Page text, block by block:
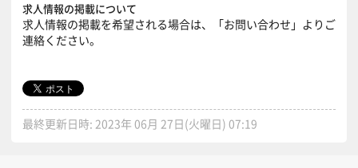
求人情報の掲載について
求人情報の掲載を希望される場合は、「お問い合わせ 」よりご
連絡ください。
最終更新日時: 2023年 06月 27日(火曜日) 07:19